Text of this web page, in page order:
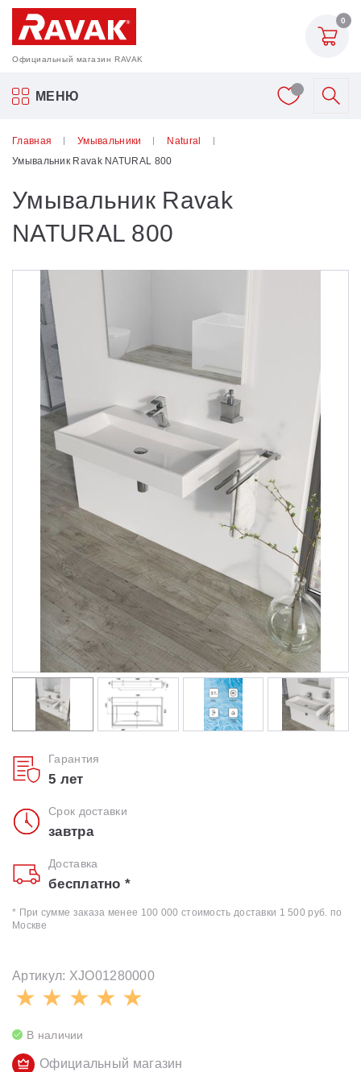
Официальный магазин RAVAK
0
МЕНЮ
Акриловые ванны Ravak
Унитазы и биде
Душевые двери
Душевые уголки
Поддоны для душа
Сиденья OVO для душевых уголков
Полотенцесушители
Гидромассаж для ванны
Душевые каналы
Умывальники
Средства ухода
Главная Умывальники
Natural
Умывальник Ravak NATURAL 800
Умывальник Ravak
NATURAL 800
Гарантия
5 лет
Срок доставки
завтра
Доставка
бесплатно *
* При сумме заказа менее 100 000 стоимость доставки 1 500 руб. по
Москве
Артикул: XJO01280000
В наличии
Официальный магазин